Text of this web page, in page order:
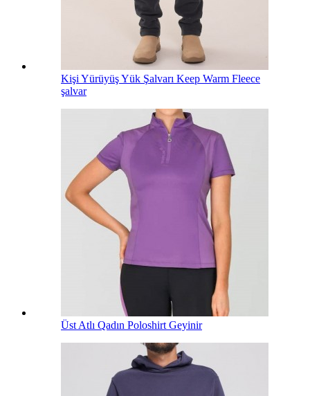
Kişi Yürüyüş Yük Şalvarı Keep Warm Fleece
şalvar
Üst Atlı Qadın Poloshirt Geyinir